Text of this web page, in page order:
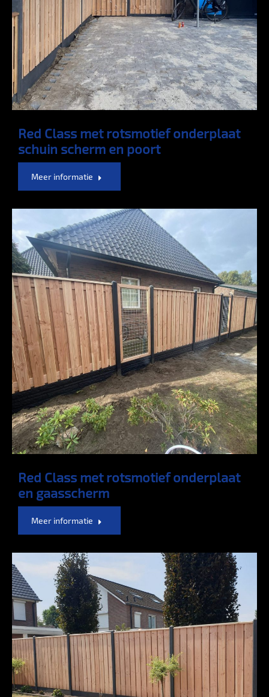
Red Class met rotsmotief onderplaat
schuin scherm en poort
Meer informatie
Red Class met rotsmotief onderplaat
en gaasscherm
Meer informatie